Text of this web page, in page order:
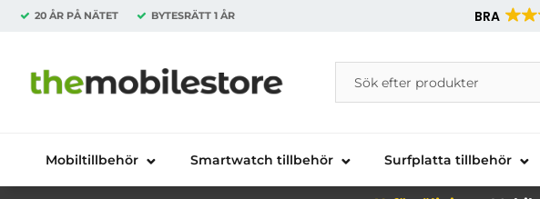
20 ÅR PÅ NÄTET BYTESRÄTT 1 ÅR BRA
Startsidan för Danira Telecom AB
Sök
Sök på Danira Telecom AB
Mobiltillbehör Smartwatch tillbehör Surfplatta tillbehör